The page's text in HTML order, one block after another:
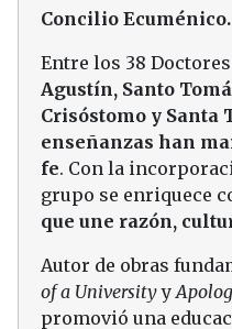
Concilio Ecuménico.
Entre los 38
Agustín, Santo
Crisóstomo y Santa
enseñanzas han
fe. Con la
grupo se enriquece
que une razón,
Autor de obras
of a Universityy
promovió una